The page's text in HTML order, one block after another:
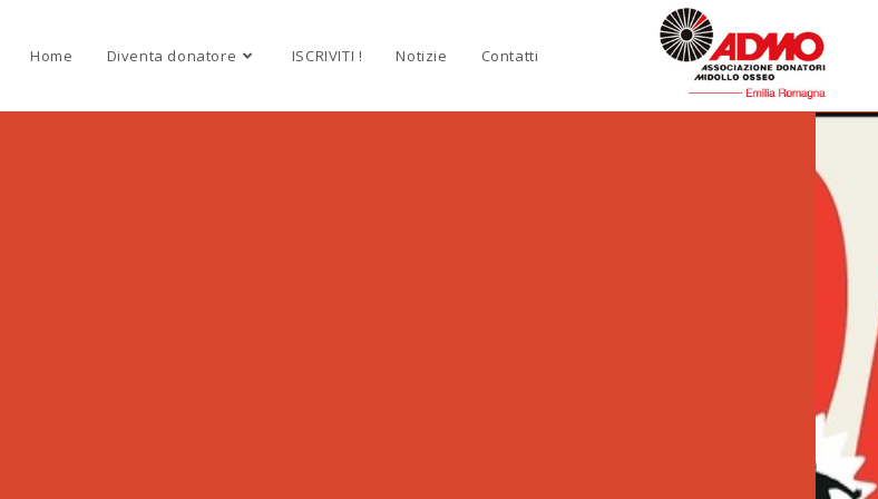
Home Diventa donatore ISCRIVITI ! Notizie Contatti